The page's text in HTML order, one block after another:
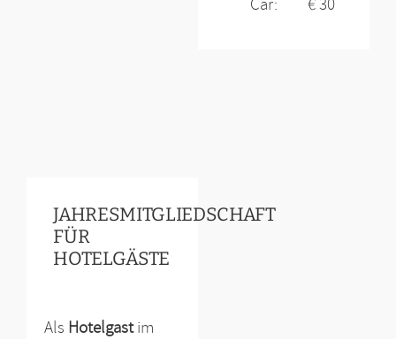
JAHRESMITGLIEDSCHAFT
FÜR
HOTELGÄSTE
Als Hotelgastim